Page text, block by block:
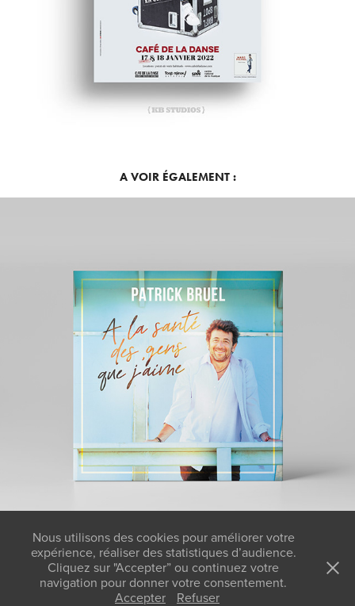
A VOIR ÉGALEMENT :
PATRICK BRUEL
KB Studios Paris - Stéphane Kerrad - Créateur d'image depuis
2005 - 01 43 95 01 39 - stephane@kbstudios.net
Nous utilisons des cookies pour améliorer votre
expérience, réaliser des statistiques d’audience.
Cliquez sur "Accepter” ou continuez votre
navigation pour donner votre consentement.
Accepter
Refuser